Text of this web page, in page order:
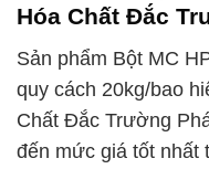
Hóa Chất Đắc
Sản phẩm Bột MC
quy cách 20kg/bao
Chất Đắc Trường
đến mức giá tốt nhất